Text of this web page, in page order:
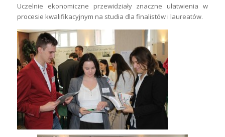
Uczelnie ekonomiczne przewidziały znaczne ułatwienia w
procesie kwalifikacyjnym na studia dla finalistów i laureatów.